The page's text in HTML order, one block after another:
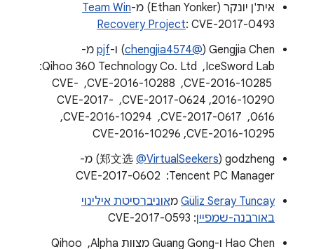
אית'ן יונקר (Ethan Yonker) מ-
Team Win
Recovery Project: CVE-2017-0493
Gengjia Chen‏ (
@chengjia4574 ) ו-pjf מ-
IceSword Lab, ‏ Qihoo 360 Technology Co. Ltd:
‏ CVE-2016-10285, ‏ CVE-2016-10288, ‏ CVE-
2016-10290,‏ CVE-2017-0624, ‏ CVE-2017-
0616, ‏ CVE-2017-0617, ‏ CVE-2016-10294, ‏
CVE-2016-10295,‏ CVE-2016-10296
godzheng‏ (郑文选
@VirtualSeekers
) מ-
Tencent PC Manager: ‏ CVE-2017-0602
Güliz Seray Tuncay מאוניברסיטת אילינוי
באורבנה-שמפיין: CVE-2017-0593
Hao Chen ו-Guang Gong מצוות Alpha, ‏ Qihoo